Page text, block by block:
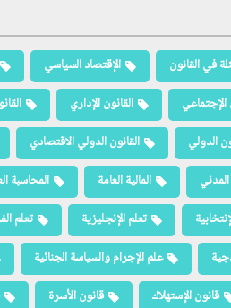
في القانون الإقتصاد السياسي
الإجتماعي القانون الإداري
الدولي القانون الدولي الاقتصادي
المالية العامة المحاسبة
تعلم الإنجليزية تعلم
علم الإجرام والسياسة الجنائية
قانون الإستهلاك قانون الأسرة